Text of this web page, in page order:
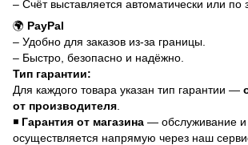
– Счёт выставляется автоматически или по
🌍 PayPal
– Удобно для заказов из-за границы.
– Быстро, безопасно и надёжно.
Тип гарантии:
Для каждого товара указан тип гарантии —
от производителя
◾ Гарантия от магазина — обслуживание
осуществляется напрямую через наш